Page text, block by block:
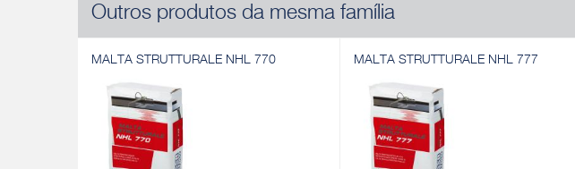
Outros produtos da mesma família
MALTA STRUTTURALE NHL 770 MALTA STRUTTURALE NHL 777